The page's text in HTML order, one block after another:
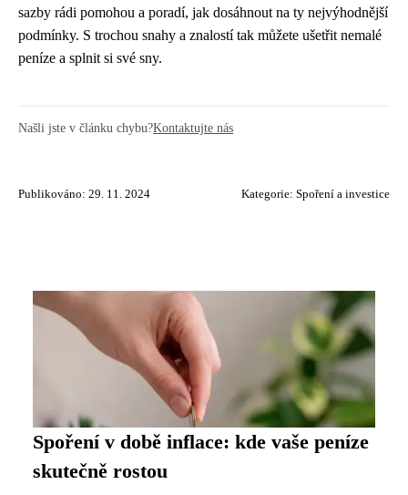
sazby rádi pomohou a poradí, jak dosáhnout na ty nejvýhodnější
podmínky. S trochou snahy a znalostí tak můžete ušetřit nemalé
peníze a splnit si své sny.
Našli jste v článku chybu?Kontaktujte nás
Publikováno: 29. 11. 2024 Kategorie: Spoření a investice
Spoření v době inflace: kde vaše peníze
skutečně rostou